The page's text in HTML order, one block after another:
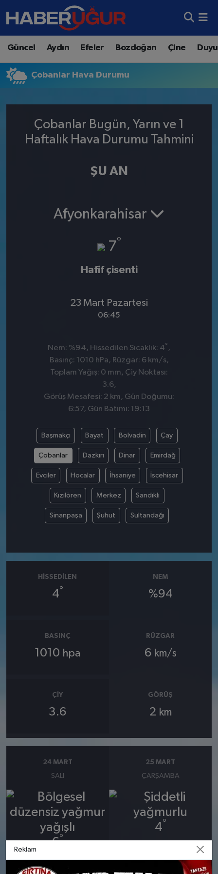
Güncel Aydın Efeler Bozdoğan Çine
Çobanlar Hava Durumu
Çobanlar Bugün, Yarın ve 1
Haftalık Hava Durumu Tahmini
ŞU AN
Afyonkarahisar
7°
Hafif çisenti
23 Mart Pazartesi
06:45
Nem: %94, Hissedilen Sıcaklık: 4° ,
Basınç: 1010 hPa, Rüzgar: 6 km/s,
Toplam Yağış: 0 mm, Çiy Noktası:
3.6,
Görüş Mesafesi: 2 km, Gün Doğumu:
6:57, Gün Batımı: 19:13
Başmakçı Bayat Bolvadin Çay
Çobanlar Dazkırı Dinar Emirdağ
Evciler Hocalar İhsaniye İscehisar
Kızılören Merkez Sandıklı
Sinanpaşa Şuhut Sultandağı
HISSEDILEN
4°
NEM
%94
BASINÇ
1010 hpa
RÜZGAR
6 km/s
ÇIY
3.6
GÖRÜŞ
2 km
24 MART
SALI
6°
25 MART
ÇARŞAMBA
4°
Aydın Nöbetçi Eczaneler
Aydın Hava Durumu
Süper Lig Puan Durumu ve Fikstür
Haber Arşivi
Reklam